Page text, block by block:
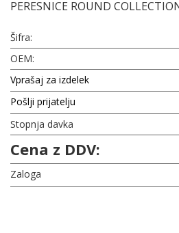
PERESNICE ROUND
Šifra:
OEM:
Vprašaj za izdelek
Pošlji prijatelju
Stopnja davka
Cena z DDV:
Zaloga